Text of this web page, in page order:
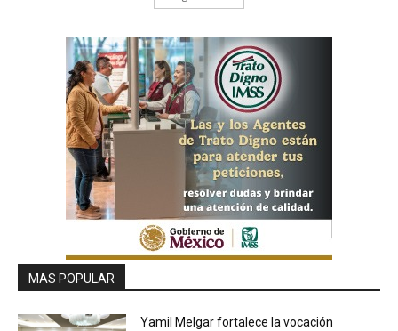
MAS POPULAR
Yamil Melgar fortalece la vocación